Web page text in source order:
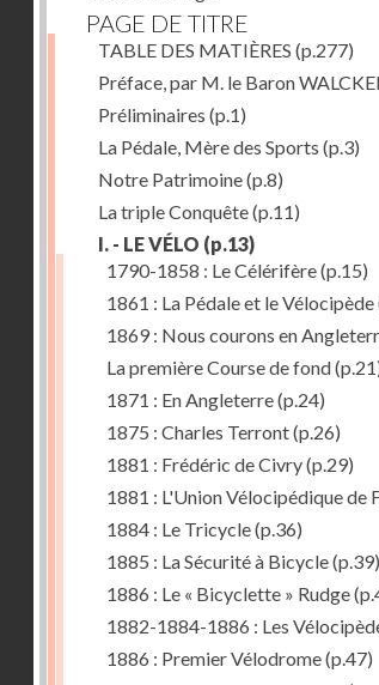
PAGE DE TITRE
TABLE DES MATIÈRES (p.277)
Préface, par M. le Baron
Préliminaires (p.1)
La Pédale, Mère des Sports (p.3)
Notre Patrimoine(p.8)
La triple Conquête(p.11)
I. - LE VÉLO (p.13)
1790-1858 : Le Célérifère(p.15)
1861 : La Pédale et le Vélocipède
1869 : Nous courons en
La première Course de fond
1871 : En Angleterre(p.24)
1875 : Charles Terront(p.26)
1881 : Frédéric de Civry(p.29)
1881 : L'Union Vélocipédique de
1884 : Le Tricycle(p.36)
1885 : La Sécurité à Bicycle(p.39)
1886 : Le « Bicyclette » Rudge
1882-1884-1886 : Les
1886 : Premier Vélodrome(p.47)